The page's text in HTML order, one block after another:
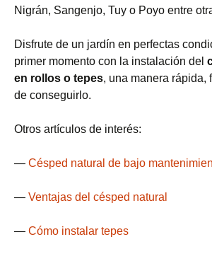
Nigrán, Sangenjo, Tuy o Poyo entre
Disfrute de un jardín en perfectas
primer momento con la instalación del
en rollos o tepes, una manera rápida,
de conseguirlo.
Otros artículos de interés:
— Césped natural de bajo
— Ventajas del césped natural
— Cómo instalar tepes